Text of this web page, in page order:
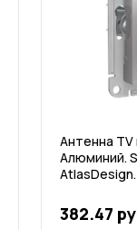
Антенна
Алюминий.
382.47